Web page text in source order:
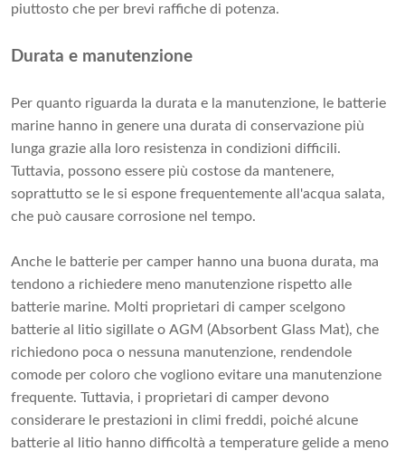
piuttosto che per brevi raffiche di potenza.
Durata e manutenzione
Per quanto riguarda la durata e la manutenzione, le batterie
marine hanno in genere una durata di conservazione più
lunga grazie alla loro resistenza in condizioni difficili.
Tuttavia, possono essere più costose da mantenere,
soprattutto se le si espone frequentemente all'acqua salata,
che può causare corrosione nel tempo.
Anche le batterie per camper hanno una buona durata, ma
tendono a richiedere meno manutenzione rispetto alle
batterie marine. Molti proprietari di camper scelgono
batterie al litio sigillate o AGM (Absorbent Glass Mat), che
richiedono poca o nessuna manutenzione, rendendole
comode per coloro che vogliono evitare una manutenzione
frequente. Tuttavia, i proprietari di camper devono
considerare le prestazioni in climi freddi, poiché alcune
batterie al litio hanno difficoltà a temperature gelide a meno